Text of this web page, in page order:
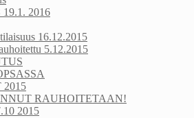
2016
16.12.2015
5.12.2015
2015
RAUHOITETAAN!
2015